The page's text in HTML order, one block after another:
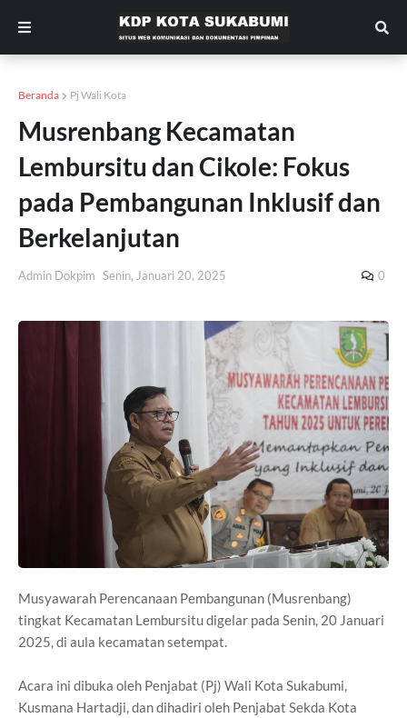
Beranda Pj Wali Kota
Musrenbang Kecamatan
Lembursitu dan Cikole: Fokus
pada Pembangunan Inklusif dan
Berkelanjutan
Admin Dokpim Senin, Januari 20, 2025 0
Musyawarah Perencanaan Pembangunan (Musrenbang)
tingkat Kecamatan Lembursitu digelar pada Senin, 20 Januari
2025, di aula kecamatan setempat.
Acara ini dibuka oleh Penjabat (Pj) Wali Kota Sukabumi,
Kusmana Hartadji, dan dihadiri oleh Penjabat Sekda Kota